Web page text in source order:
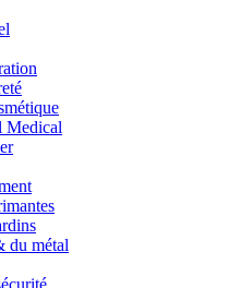
Medical
du métal